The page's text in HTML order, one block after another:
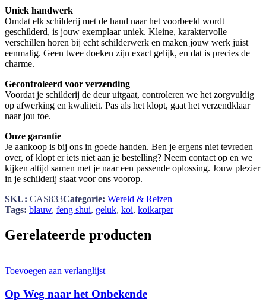
Uniek handwerk
Omdat elk schilderij met de hand naar het voorbeeld wordt
geschilderd, is jouw exemplaar uniek. Kleine, karaktervolle
verschillen horen bij echt schilderwerk en maken jouw werk juist
eenmalig. Geen twee doeken zijn exact gelijk, en dat is precies de
charme.
Gecontroleerd voor verzending
Voordat je schilderij de deur uitgaat, controleren we het zorgvuldig
op afwerking en kwaliteit. Pas als het klopt, gaat het verzendklaar
naar jou toe.
Onze garantie
Je aankoop is bij ons in goede handen. Ben je ergens niet tevreden
over, of klopt er iets niet aan je bestelling? Neem contact op en we
kijken altijd samen met je naar een passende oplossing. Jouw plezier
in je schilderij staat voor ons voorop.
SKU: CAS833Categorie: Wereld & Reizen
Tags: blauw, feng shui, geluk, koi, koikarper
Gerelateerde producten
Toevoegen aan verlanglijst
Op Weg naar het Onbekende